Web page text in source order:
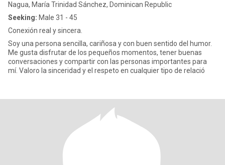
Nagua, María Trinidad Sánchez, Dominican Republic
Seeking: Male 31 - 45
Conexión real y sincera.
Soy una persona sencilla, cariñosa y con buen sentido del humor.
Me gusta disfrutar de los pequeños momentos, tener buenas
conversaciones y compartir con las personas importantes para
mí. Valoro la sinceridad y el respeto en cualquier tipo de relació